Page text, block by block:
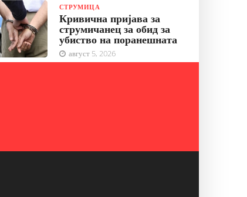
СТРУМИЦА
Кривична пријава за
струмичанец за обид за
убиство на поранешната
август 5, 2026